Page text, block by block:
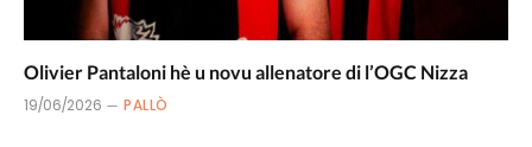
Olivier Pantaloni hè u novu allenatore di l’OGC Nizza
19/06/2026 PALLÒ